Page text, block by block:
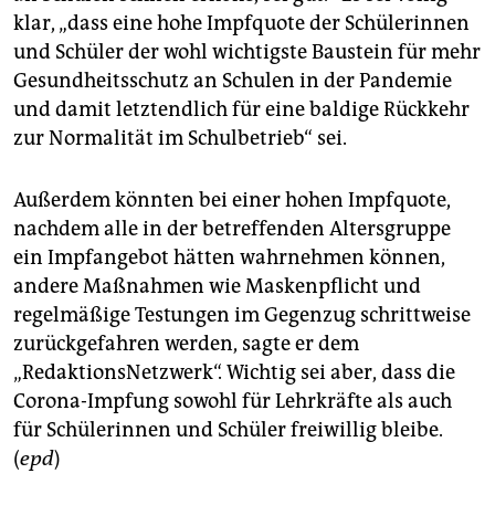
klar, „dass eine hohe Impfquote der Schülerinnen
und Schüler der wohl wichtigste Baustein für mehr
Gesundheitsschutz an Schulen in der Pandemie
und damit letztendlich für eine baldige Rückkehr
zur Normalität im Schulbetrieb“ sei.
Außerdem könnten bei einer hohen Impfquote,
nachdem alle in der betreffenden Altersgruppe
ein Impfangebot hätten wahrnehmen können,
andere Maßnahmen wie Maskenpflicht und
regelmäßige Testungen im Gegenzug schrittweise
zurückgefahren werden, sagte er dem
„RedaktionsNetzwerk“. Wichtig sei aber, dass die
Corona-Impfung sowohl für Lehrkräfte als auch
für Schülerinnen und Schüler freiwillig bleibe.
(epd)